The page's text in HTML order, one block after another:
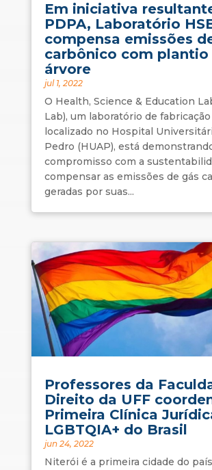
Em iniciativa
PDPA, Laboratório
compensa emissões
carbônico com plantio
árvore
jul 1, 2022
O Health, Science & Education
Lab), um laboratório de fabricação
localizado no Hospital
Pedro (HUAP), está
compromisso com a
compensar as emissões de gás
geradas por suas...
Professores da
Direito da UFF
Primeira Clínica
LGBTQIA+ do Brasil
jun 24, 2022
Niterói é a primeira cidade do